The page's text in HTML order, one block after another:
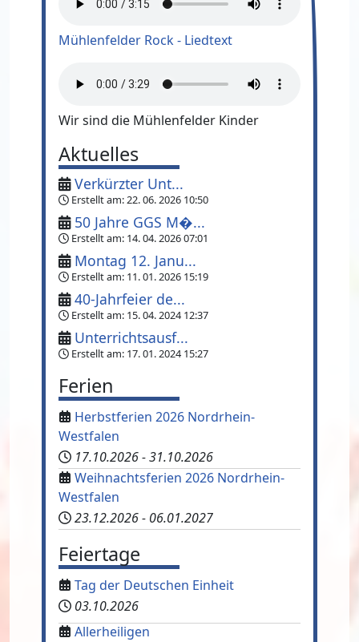
Mühlenfelder Rock - Liedtext
Wir sind die Mühlenfelder Kinder
Aktuelles
Verkürzter Unt...
Erstellt am:22. 06. 2026 10:50
50 Jahre GGS M�...
Erstellt am: 14. 04. 2026 07:01
Montag 12. Janu...
Erstellt am: 11. 01. 2026 15:19
40-Jahrfeier de...
Erstellt am: 15. 04. 2024 12:37
Unterrichtsausf...
Erstellt am: 17. 01. 2024 15:27
Ferien
Herbstferien 2026 Nordrhein-
Westfalen
17.10.2026-31.10.2026
Weihnachtsferien 2026 Nordrhein-
Westfalen
23.12.2026- 06.01.2027
Feiertage
Tag der Deutschen Einheit
03.10.2026
Allerheiligen